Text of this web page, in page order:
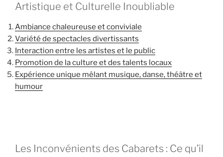
Artistique et Culturelle Inoubliable
Ambiance chaleureuse et conviviale
Variété de spectacles divertissants
Interaction entre les artistes et le public
Promotion de la culture et des talents locaux
Expérience unique mêlant musique, danse, théâtre et
humour
Les Inconvénients des Cabarets : Ce qu’il